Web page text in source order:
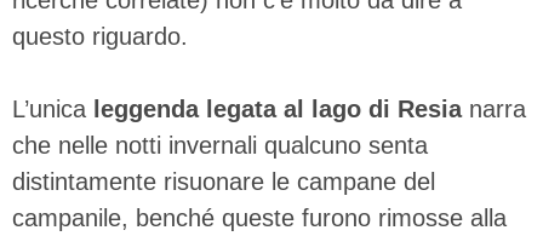
questo riguardo.
L’unica leggenda legata al lago di Resia narra
che nelle notti invernali qualcuno senta
distintamente risuonare le campane del
campanile, benché queste furono rimosse alla